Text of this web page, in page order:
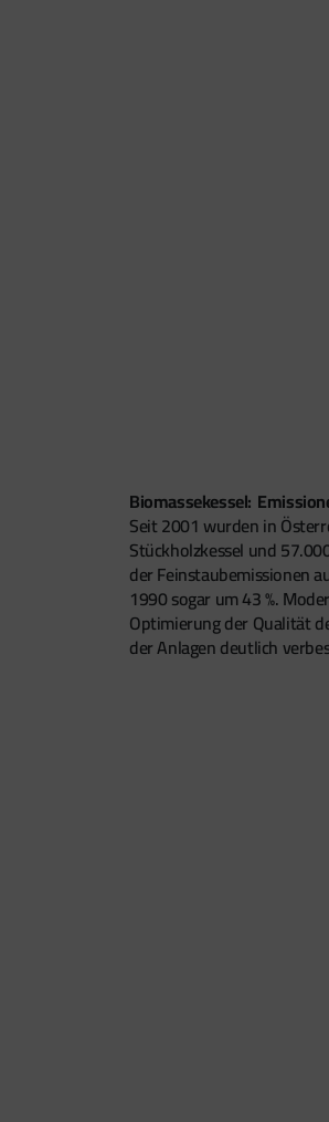
Biomassekessel:
Seit 2001 wurden in
Stückholzkessel und
der Feinstaubemissionen
1990 sogar um 43 %.
Optimierung der Qualität
der Anlagen deutlich